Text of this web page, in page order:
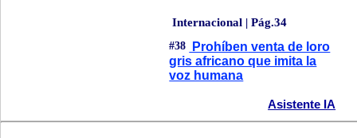
Internacional | Pág.34
#38
Prohíben venta de loro
gris africano que imita la
voz humana
Asistente IA